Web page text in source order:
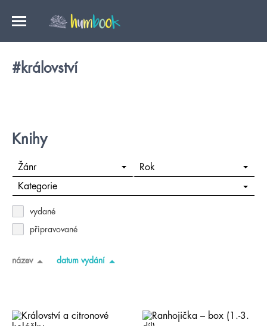
#království
Knihy
Žánr Rok
Kategorie
vydané
připravované
název datum vydání